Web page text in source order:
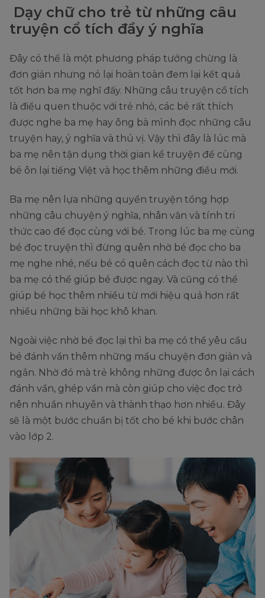
Dạy chữ cho trẻ từ những câu
truyện cổ tích đầy ý nghĩa
Đây có thể là một phương pháp tưởng chừng là
đơn giản nhưng nó lại hoàn toàn đem lại kết quả
tốt hơn ba mẹ nghĩ đấy. Những câu truyện cổ tích
là điều quen thuộc với trẻ nhỏ, các bé rất thích
được nghe ba mẹ hay ông bà mình đọc những câu
truyện hay, ý nghĩa và thú vị. Vậy thì đây là lúc mà
ba mẹ nên tận dụng thời gian kể truyện để cùng
bé ôn lại tiếng Việt và học thêm những điều mới.
Ba mẹ nên lựa những quyển truyện tổng hợp
những câu chuyện ý nghĩa, nhân văn và tính tri
thức cao để đọc cùng với bé. Trong lúc ba mẹ cùng
bé đọc truyện thì đừng quên nhờ bé đọc cho ba
mẹ nghe nhé, nếu bé có quên cách đọc từ nào thì
ba mẹ có thể giúp bé được ngay. Và cũng có thể
giúp bé học thêm nhiều từ mới hiệu quả hơn rất
nhiều những bài học khô khan.
Ngoài việc nhờ bé đọc lại thì ba mẹ có thể yêu cầu
bé đánh vần thêm những mẩu chuyện đơn giản và
ngắn. Nhờ đó mà trẻ không những được ôn lại cách
đánh vần, ghép vần mà còn giúp cho việc đọc trở
nên nhuần nhuyễn và thành thạo hơn nhiều. Đây
sẽ là một bước chuẩn bị tốt cho bé khi bước chân
vào lớp 2.